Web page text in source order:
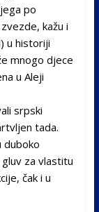
po
kažu i
u historiji
mnogo djece
u Aleji
srpski
tada.
duboko
za vlastitu
čak i u